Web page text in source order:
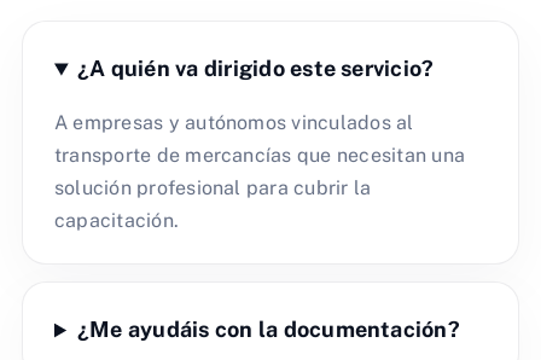
¿A quién va dirigido este servicio?
A empresas y autónomos vinculados al
transporte de mercancías que necesitan una
solución profesional para cubrir la
capacitación.
¿Me ayudáis con la documentación?